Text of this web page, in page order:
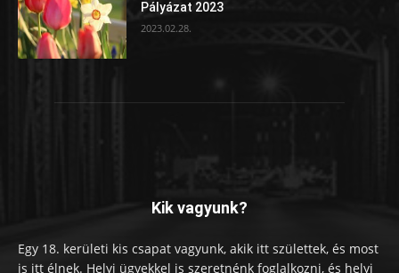
Pályázat 2023
2023.02.28.
Kik vagyunk?
Egy 18. kerületi kis csapat vagyunk, akik itt születtek, és most
is itt élnek. Helyi ügyekkel is szeretnénk foglalkozni, és helyi